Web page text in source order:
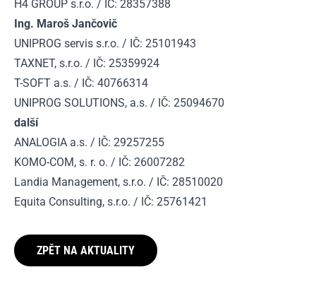
H4 GROUP s.r.o. / IČ: 28357388
Ing. Maroš Jančovič
UNIPROG servis s.r.o. / IČ: 25101943
TAXNET, s.r.o. / IČ: 25359924
T-SOFT a.s. / IČ: 40766314
UNIPROG SOLUTIONS, a.s. / IČ: 25094670
další
ANALOGIA a.s. / IČ: 29257255
KOMO-COM, s. r. o. / IČ: 26007282
Landia Management, s.r.o. / IČ: 28510020
Equita Consulting, s.r.o. / IČ: 25761421
ZPĚT NA AKTUALITY